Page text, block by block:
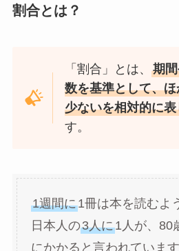
割合とは？
「割合」とは、期
数を基準として、
少ないを相対的に
す。
1週間に1冊は本を読むよ
日本人の3人に1人が、80
にかかると言われています